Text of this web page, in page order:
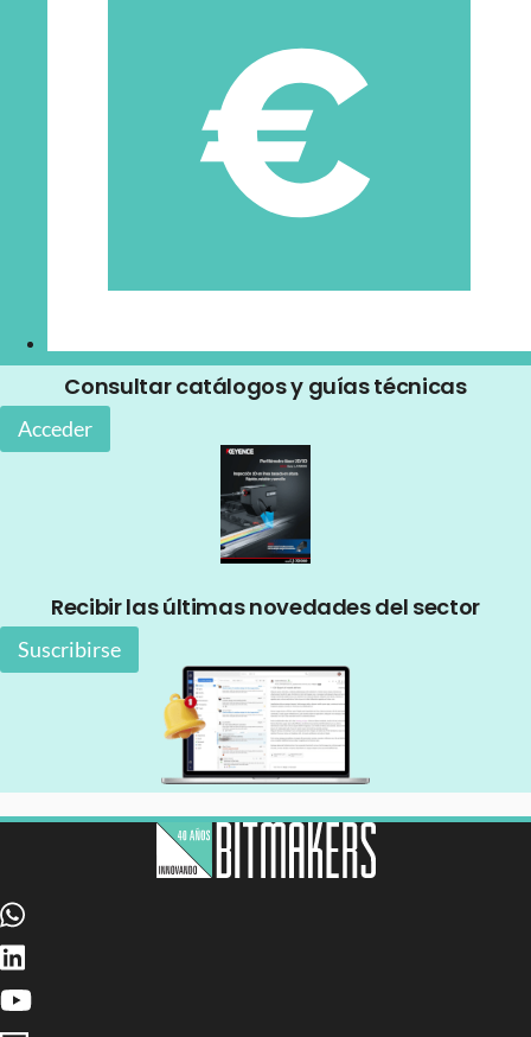
Consultar catálogos y guías técnicas
Acceder
Recibir las últimas novedades del sector
Suscribirse